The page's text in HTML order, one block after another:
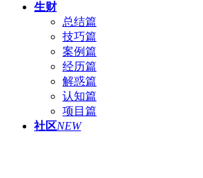
生财
总结篇
技巧篇
案例篇
经历篇
解惑篇
认知篇
项目篇
社区NEW